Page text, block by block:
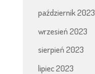
październik 2023
wrzesień 2023
sierpień 2023
lipiec 2023